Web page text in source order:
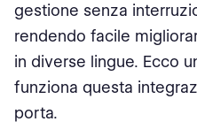
gestione senza
rendendo facile
in diverse lingue. Ecco
funziona questa
porta.